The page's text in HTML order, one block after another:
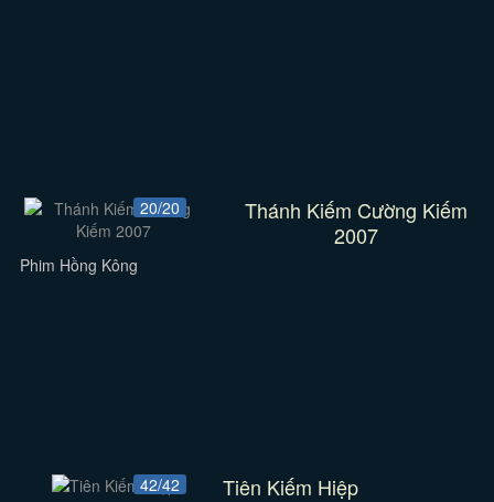
20/20
Thánh Kiếm Cường Kiếm
2007
Phim Hồng Kông
42/42 Tiên Kiếm Hiệp